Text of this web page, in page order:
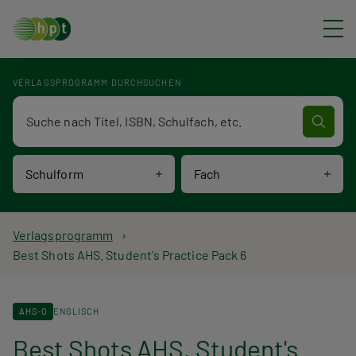
VERLAGSPROGRAMM DURCHSUCHEN
Schulform Fach
Verlagsprogramm Volltextsuche
P
a
d
Verlagsprogramm
Best Shots AHS. Student's Practice Pack 6
AHS-O ENGLISCH
Best Shots AHS. Student's